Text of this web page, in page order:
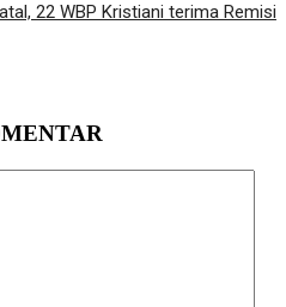
22 WBP Kristiani terima Remisi